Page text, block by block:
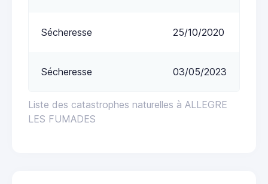
Liste des catastrophes naturelles à ALLEGRE
LES FUMADES
Sécheresse 25/10/2020
Sécheresse 03/05/2023